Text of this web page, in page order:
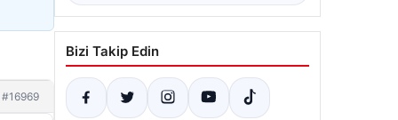
#16969
Bizi Takip Edin